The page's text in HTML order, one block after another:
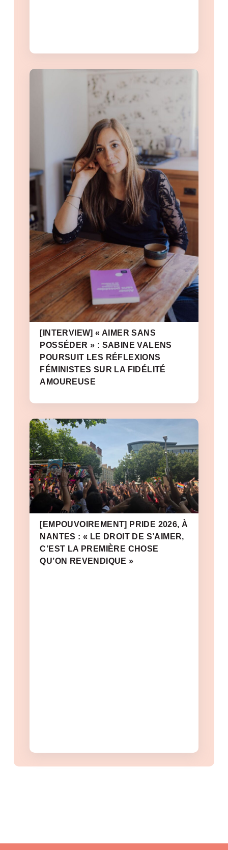
[INTERVIEW] « AIMER SANS
POSSÉDER » : SABINE VALENS
POURSUIT LES RÉFLEXIONS
FÉMINISTES SUR LA FIDÉLITÉ
AMOUREUSE
[EMPOUVOIREMENT] PRIDE 2026, À
NANTES : « LE DROIT DE S’AIMER,
C’EST LA PREMIÈRE CHOSE
QU’ON REVENDIQUE »